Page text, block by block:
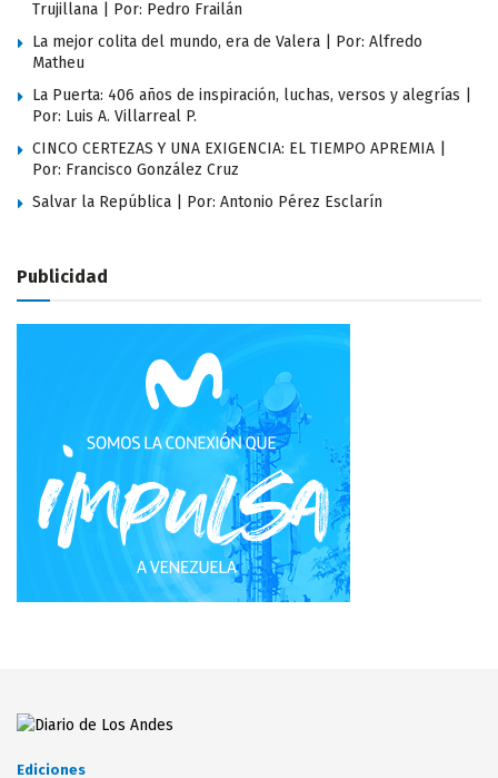
Trujillana | Por: Pedro Frailán
La mejor colita del mundo, era de Valera | Por: Alfredo
Matheu
La Puerta: 406 años de inspiración, luchas, versos y alegrías |
Por: Luis A. Villarreal P.
CINCO CERTEZAS Y UNA EXIGENCIA: EL TIEMPO APREMIA |
Por: Francisco González Cruz
Salvar la República | Por: Antonio Pérez Esclarín
Publicidad
Ediciones